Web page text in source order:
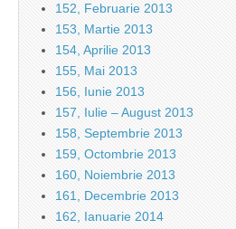
152, Februarie 2013
153, Martie 2013
154, Aprilie 2013
155, Mai 2013
156, Iunie 2013
157, Iulie – August 2013
158, Septembrie 2013
159, Octombrie 2013
160, Noiembrie 2013
161, Decembrie 2013
162, Ianuarie 2014